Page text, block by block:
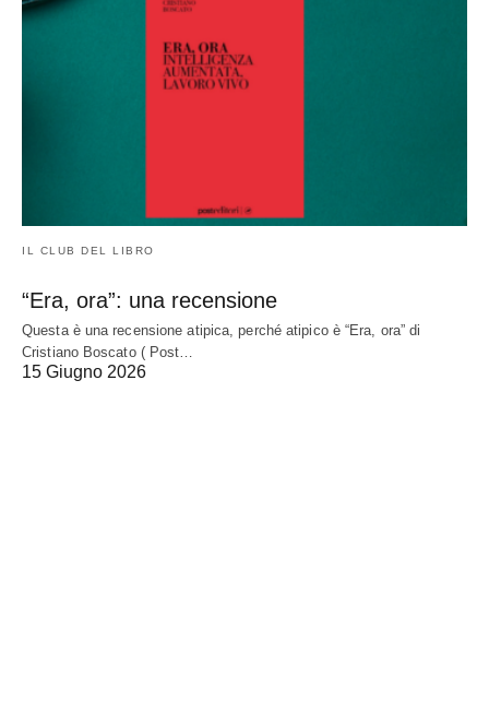
IL CLUB DEL LIBRO
“Era, ora”: una recensione
Questa è una recensione atipica, perché atipico è “Era, ora” di
Cristiano Boscato ( Post…
15 Giugno 2026